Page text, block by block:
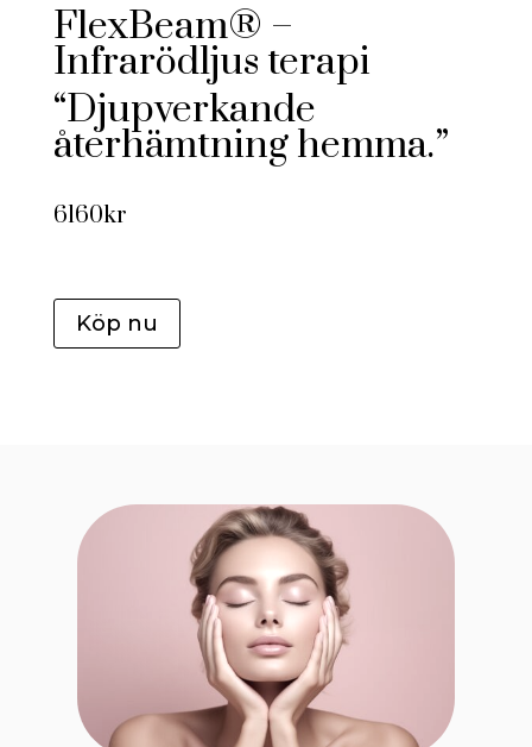
FlexBeam® –
Infrarödljus terapi
“Djupverkande
återhämtning hemma.”
6160kr
Köp nu